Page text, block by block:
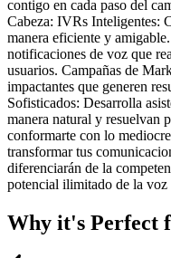
contigo en cada paso del
Cabeza: IVRs Inteligentes:
manera eficiente y
notificaciones de voz que
usuarios. Campañas de
impactantes que generen
Sofisticados: Desarrolla
manera natural y resuelvan
conformarte con lo
transformar tus
diferenciarán de la
potencial ilimitado de la
Why it's Perfect